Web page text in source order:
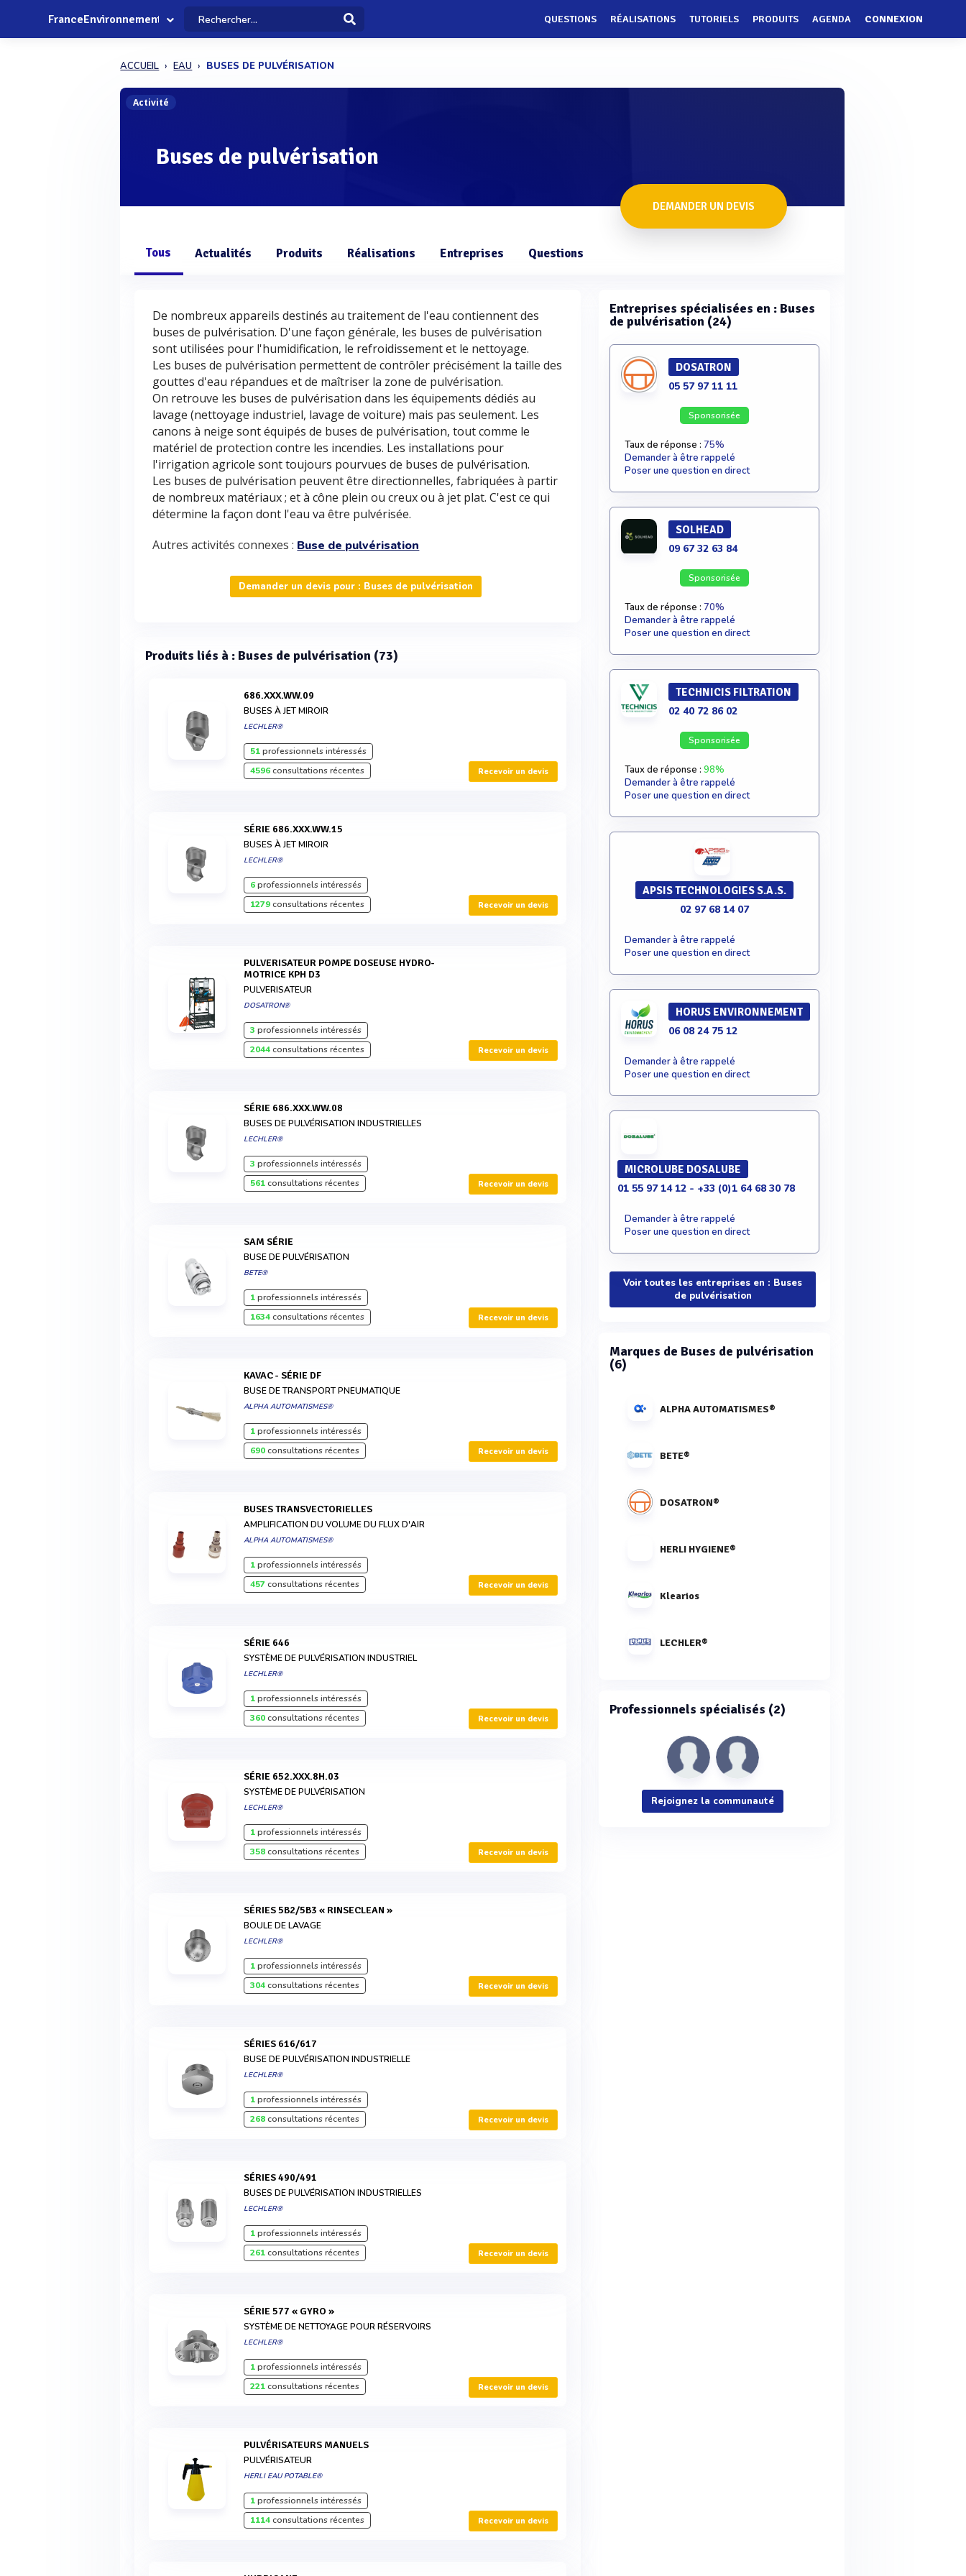
FranceEnvironnement QUESTIONS RÉALISATIONS TUTORIELS PRODUITS AGENDA CONNEXION
ACCUEIL EAU BUSES DE PULVÉRISATION
Activité
Buses de pulvérisation
DEMANDER UN DEVIS
Tous Actualités Produits Réalisations Entreprises Questions
De nombreux appareils destinés au traitement de l'eau contiennent des
buses de pulvérisation. D'une façon générale, les buses de pulvérisation
sont utilisées pour l'humidification, le refroidissement et le nettoyage.
Les buses de pulvérisation permettent de contrôler précisément la taille des
gouttes d'eau répandues et de maîtriser la zone de pulvérisation.
On retrouve les buses de pulvérisation dans les équipements dédiés au
lavage (nettoyage industriel, lavage de voiture) mais pas seulement. Les
canons à neige sont équipés de buses de pulvérisation, tout comme le
matériel de protection contre les incendies. Les installations pour
l'irrigation agricole sont toujours pourvues de buses de pulvérisation.
Les buses de pulvérisation peuvent être directionnelles, fabriquées à partir
de nombreux matériaux ; et à cône plein ou creux ou à jet plat. C'est ce qui
détermine la façon dont l'eau va être pulvérisée.
Autres activités connexes : Buse de pulvérisation
Demander un devis pour : Buses de pulvérisation
Produits liés à : Buses de pulvérisation (73)
686.XXX.WW.09
BUSES À JET MIROIR
LECHLER®
51professionnels intéressés
4596consultations récentes Recevoir un devis
SÉRIE 686.XXX.WW.15
BUSES À JET MIROIR
LECHLER®
6professionnels intéressés
1279consultations récentes Recevoir un devis
PULVERISATEUR POMPE DOSEUSE HYDRO-
MOTRICE KPH D3
PULVERISATEUR
DOSATRON®
3 professionnels intéressés
2044consultations récentes Recevoir un devis
SÉRIE 686.XXX.WW.08
BUSES DE PULVÉRISATION INDUSTRIELLES
LECHLER®
3 professionnels intéressés
561consultations récentes Recevoir un devis
SAM SÉRIE
BUSE DE PULVÉRISATION
BETE®
1professionnels intéressés
1634consultations récentes Recevoir un devis
KAVAC - SÉRIE DF
BUSE DE TRANSPORT PNEUMATIQUE
ALPHA AUTOMATISMES®
1professionnels intéressés
690consultations récentes Recevoir un devis
BUSES TRANSVECTORIELLES
AMPLIFICATION DU VOLUME DU FLUX D'AIR
ALPHA AUTOMATISMES®
1professionnels intéressés
457consultations récentes Recevoir un devis
SÉRIE 646
SYSTÈME DE PULVÉRISATION INDUSTRIEL
LECHLER®
1professionnels intéressés
360consultations récentes Recevoir un devis
SÉRIE 652.XXX.8H.03
SYSTÈME DE PULVÉRISATION
LECHLER®
1professionnels intéressés
358consultations récentes Recevoir un devis
SÉRIES 5B2/5B3 « RINSECLEAN »
BOULE DE LAVAGE
LECHLER®
1professionnels intéressés
304consultations récentes Recevoir un devis
SÉRIES 616/617
BUSE DE PULVÉRISATION INDUSTRIELLE
LECHLER®
1professionnels intéressés
268consultations récentes Recevoir un devis
SÉRIES 490/491
BUSES DE PULVÉRISATION INDUSTRIELLES
LECHLER®
1professionnels intéressés
261consultations récentes Recevoir un devis
SÉRIE 577 « GYRO »
SYSTÈME DE NETTOYAGE POUR RÉSERVOIRS
LECHLER®
1professionnels intéressés
221consultations récentes Recevoir un devis
PULVÉRISATEURS MANUELS
PULVÉRISATEUR
HERLI EAU POTABLE®
1professionnels intéressés
1114consultations récentes Recevoir un devis
Entreprises spécialisées en : Buses
de pulvérisation (24)
DOSATRON
05 57 97 11 11
Sponsorisée
Taux de réponse : 75%
Demander à être rappelé
Poser une question en direct
SOLHEAD
09 67 32 63 84
Sponsorisée
Taux de réponse : 70%
Demander à être rappelé
Poser une question en direct
TECHNICIS FILTRATION
02 40 72 86 02
Sponsorisée
Taux de réponse : 98%
Demander à être rappelé
Poser une question en direct
APSIS TECHNOLOGIES S.A.S.
02 97 68 14 07
Demander à être rappelé
Poser une question en direct
HORUS ENVIRONNEMENT
06 08 24 75 12
Demander à être rappelé
Poser une question en direct
MICROLUBE DOSALUBE
01 55 97 14 12 - +33 (0)1 64 68 30 78
Demander à être rappelé
Poser une question en direct
Voir toutes les entreprises en : Buses
de pulvérisation
Marques de Buses de pulvérisation
(6)
ALPHA AUTOMATISMES®
BETE®
DOSATRON®
HERLI HYGIENE®
Klearios
LECHLER®
Professionnels spécialisés (2)
Rejoignez la communauté